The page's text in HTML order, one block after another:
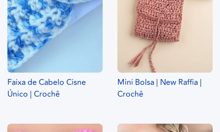
Faixa de Cabelo Cisne
Único | Crochê
Mini Bolsa | New Raffia |
Crochê